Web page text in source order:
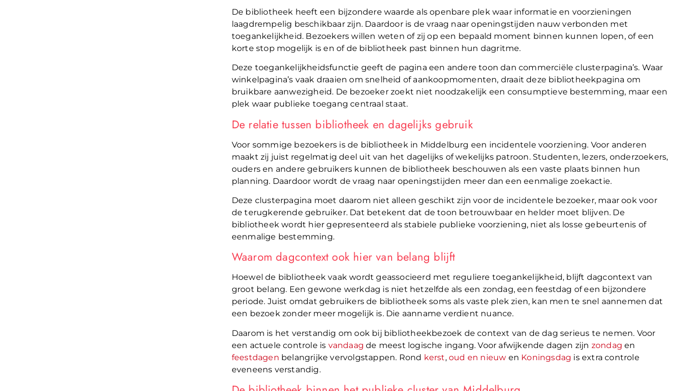
De bibliotheek heeft een bijzondere waarde als openbare plek waar informatie en voorzieningen
laagdrempelig beschikbaar zijn. Daardoor is de vraag naar openingstijden nauw verbonden met
toegankelijkheid. Bezoekers willen weten of zij op een bepaald moment binnen kunnen lopen, of een
korte stop mogelijk is en of de bibliotheek past binnen hun dagritme.
Deze toegankelijkheidsfunctie geeft de pagina een andere toon dan commerciële clusterpagina’s. Waar
winkelpagina’s vaak draaien om snelheid of aankoopmomenten, draait deze bibliotheekpagina om
bruikbare aanwezigheid. De bezoeker zoekt niet noodzakelijk een consumptieve bestemming, maar een
plek waar publieke toegang centraal staat.
De relatie tussen bibliotheek en dagelijks gebruik
Voor sommige bezoekers is de bibliotheek in Middelburg een incidentele voorziening. Voor anderen
maakt zij juist regelmatig deel uit van het dagelijks of wekelijks patroon. Studenten, lezers, onderzoekers,
ouders en andere gebruikers kunnen de bibliotheek beschouwen als een vaste plaats binnen hun
planning. Daardoor wordt de vraag naar openingstijden meer dan een eenmalige zoekactie.
Deze clusterpagina moet daarom niet alleen geschikt zijn voor de incidentele bezoeker, maar ook voor
de terugkerende gebruiker. Dat betekent dat de toon betrouwbaar en helder moet blijven. De
bibliotheek wordt hier gepresenteerd als stabiele publieke voorziening, niet als losse gebeurtenis of
eenmalige bestemming.
Waarom dagcontext ook hier van belang blijft
Hoewel de bibliotheek vaak wordt geassocieerd met reguliere toegankelijkheid, blijft dagcontext van
groot belang. Een gewone werkdag is niet hetzelfde als een zondag, een feestdag of een bijzondere
periode. Juist omdat gebruikers de bibliotheek soms als vaste plek zien, kan men te snel aannemen dat
een bezoek zonder meer mogelijk is. Die aanname verdient nuance.
Daarom is het verstandig om ook bij bibliotheekbezoek de context van de dag serieus te nemen. Voor
een actuele controle is vandaag de meest logische ingang. Voor afwijkende dagen zijn zondag en
feestdagen belangrijke vervolgstappen. Rond kerst, oud en nieuw en Koningsdag is extra controle
eveneens verstandig.